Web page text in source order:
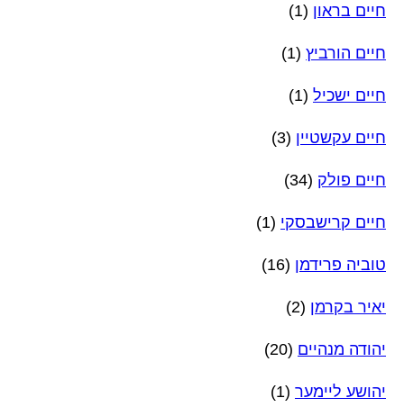
חיים בראון (1)
חיים הורביץ (1)
חיים ישכיל (1)
חיים עקשטיין (3)
חיים פולק (34)
חיים קרישבסקי (1)
טוביה פרידמן (16)
יאיר בקרמן (2)
יהודה מנהיים (20)
יהושע ליימער (1)